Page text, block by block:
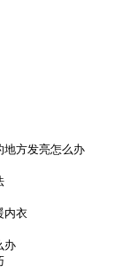
地方发亮怎么办
内衣
办